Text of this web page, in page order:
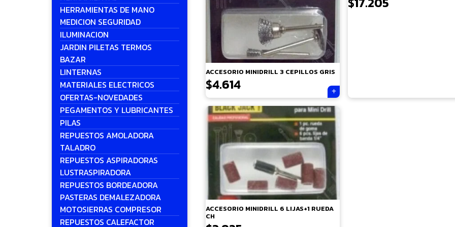
HERRAMIENTAS DE MANO
MEDICION SEGURIDAD
ILUMINACION
JARDIN PILETAS TERMOS
BAZAR
LINTERNAS
MATERIALES ELECTRICOS
OFERTAS-NOVEDADES
PEGAMENTOS Y LUBRICANTES
PILAS
REPUESTOS AMOLADORA
TALADRO
REPUESTOS ASPIRADORAS
LUSTRASPIRADORA
REPUESTOS BORDEADORA
PASTERAS DEMALEZADORA
MOTOSIERRAS COMPRESOR
REPUESTOS CALEFACTOR
ACCESORIO MINIDRILL 3 CEPILLOS GRIS
$4.614
ACCESORIO MINIDRILL 6 LIJAS+1 RUEDA
CH